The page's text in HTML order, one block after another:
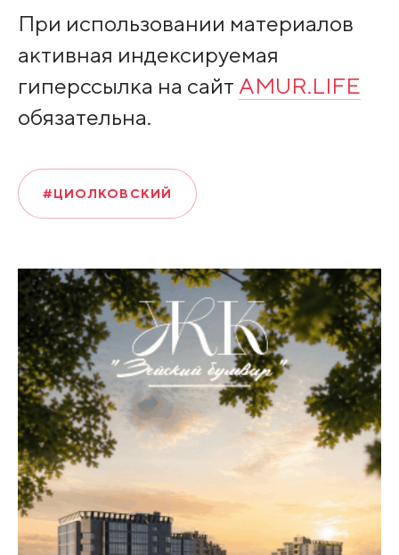
При использовании материалов
активная индексируемая
гиперссылка на сайт AMUR.LIFE
обязательна.
#ЦИОЛКОВСКИЙ